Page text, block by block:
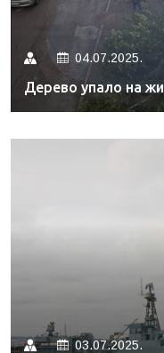
04.07.2025.
Дерево упало на
03.07.2025.